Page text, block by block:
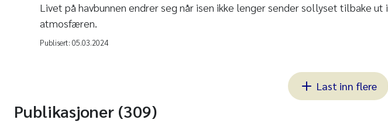
Livet på havbunnen endrer seg når isen ikke lenger sender sollyset tilbake ut i
atmosfæren.
Publisert: 05.03.2024
Last inn flere
Publikasjoner (309)